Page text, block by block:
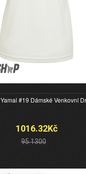
#19 Dámské Venkovní
1016.32Kč
95.1300